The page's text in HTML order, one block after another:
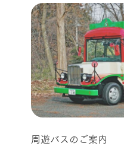
周遊バスのご案内